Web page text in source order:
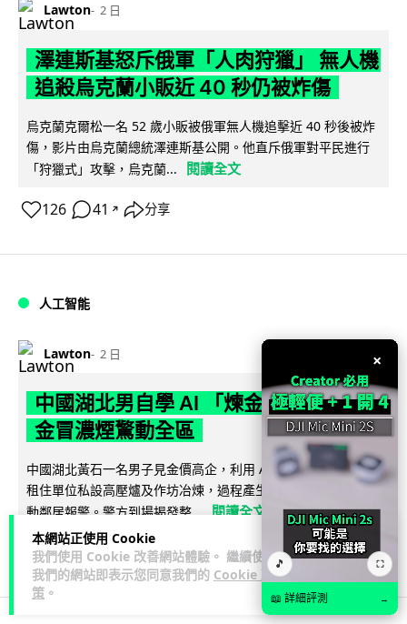
本網站正使用 Cookie
我們使用 Cookie 改善網站體驗。 繼續使用
我們的網站即表示您同意我們的 Cookie 政
策 。
Lawton 2 日
澤連斯基怒斥俄軍「人肉狩獵」 無人機
追殺烏克蘭小販近 40 秒仍被炸傷
烏克蘭克爾松一名 52 歲小販被俄軍無人機追擊近 40 秒後被炸
傷，影片由烏克蘭總統澤連斯基公開。他直斥俄軍對平民進行
「狩獵式」攻擊，烏克蘭...
閱讀全文
126 41 ↗ 分享
人工智能
Lawton 2 日
中國湖北男自學 AI 「煉金術」 屋內煉
金冒濃煙驚動全區
中國湖北黃石一名男子見金價高企，利用 AI 自學提煉黃金，在
租住單位私設高壓爐及作坊冶煉，過程產生大量刺鼻濃煙，驚
動鄰居報警。警方到場揭發整... 閱讀全文
113 8 ↗ 分享
×
🎵 ⛶
📖 詳細評測 →